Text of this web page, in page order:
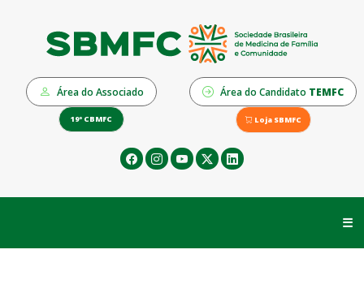
Área do Associado Área do Candidato TEMFC
19º CBMFC Loja SBMFC
☰